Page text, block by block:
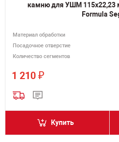
камню для УШМ 115х22,23
Formula
Материал обработки
Посадочное отверстие
Количество сегментов
1 210 ₽
Купить